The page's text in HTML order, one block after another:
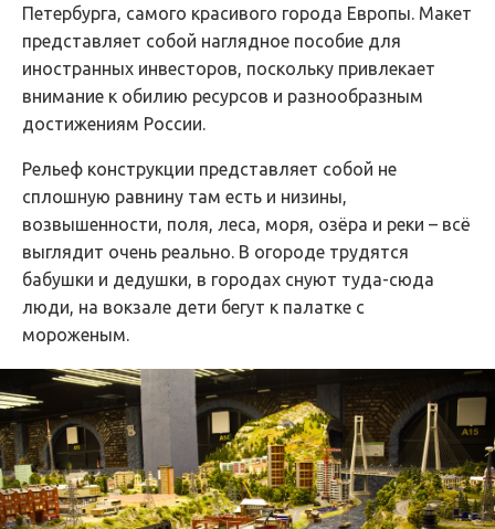
Петербурга, самого красивого города Европы. Макет
представляет собой наглядное пособие для
иностранных инвесторов, поскольку привлекает
внимание к обилию ресурсов и разнообразным
достижениям России.
Рельеф конструкции представляет собой не
сплошную равнину там есть и низины,
возвышенности, поля, леса, моря, озёра и реки – всё
выглядит очень реально. В огороде трудятся
бабушки и дедушки, в городах снуют туда-сюда
люди, на вокзале дети бегут к палатке с
мороженым.